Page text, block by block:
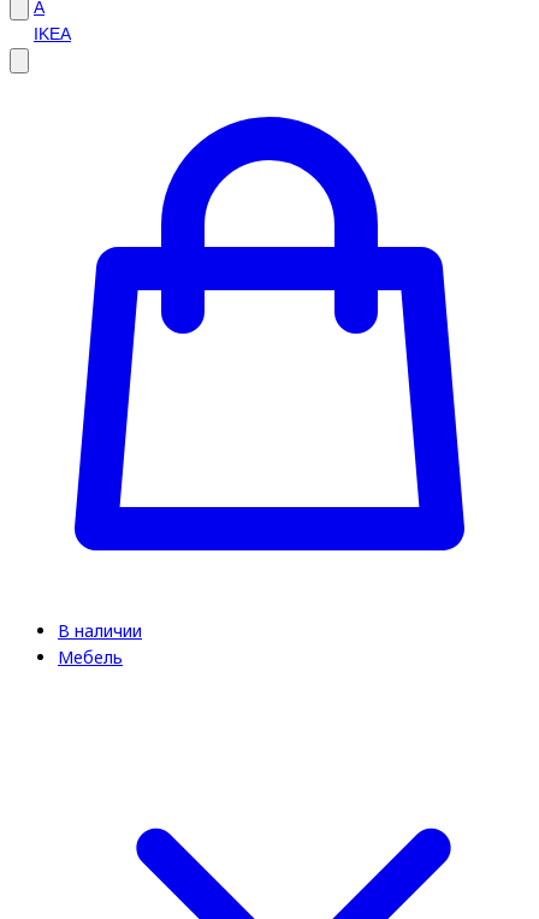
A
IKEA
В наличии
Мебель